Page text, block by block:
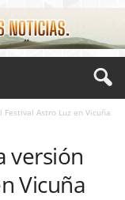
Astro Luz en Vicuña
versión
Vicuña